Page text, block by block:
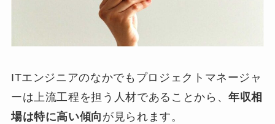
ITエンジニアのなかでもプロジェクトマネージャ
ーは上流工程を担う人材であることから、年収相
場は特に高い傾向 が見られます。